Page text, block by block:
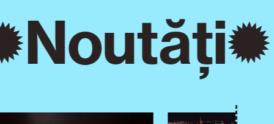
Noutăți